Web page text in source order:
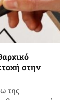
στην
της